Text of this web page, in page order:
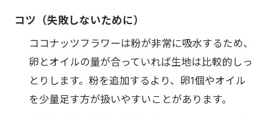
コツ（失敗しないために）
ココナッツフラワーは粉が非常に吸水するため、
卵とオイルの量が合っていれば生地は比較的しっ
とりします。粉を追加するより、卵1個やオイル
を少量足す方が扱いやすいことがあります。